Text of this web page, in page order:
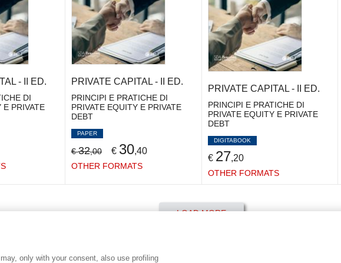
- II ED.
DI
E PRIVATE
PRIVATE CAPITAL - II ED.
PRINCIPI E PRATICHE DI
PRIVATE EQUITY E PRIVATE
DEBT
PAPER
€32,00 € 30,40
OTHER FORMATS
PRIVATE CAPITAL - II ED.
PRINCIPI E PRATICHE DI
PRIVATE EQUITY E PRIVATE
DEBT
DIGITABOOK
€ 27,20
OTHER FORMATS
LOAD MORE
only with your consent, also use profiling